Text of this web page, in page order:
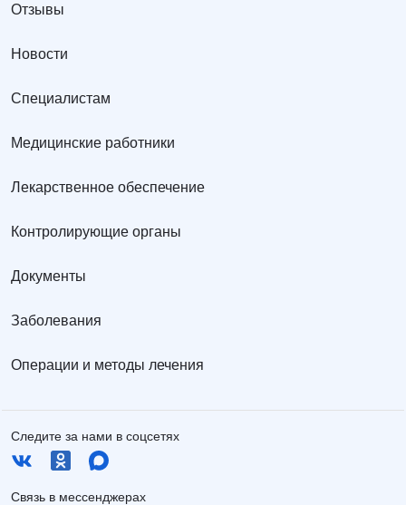
Отзывы
Новости
Специалистам
Медицинские работники
Лекарственное обеспечение
Контролирующие органы
Документы
Заболевания
Операции и методы лечения
Следите за нами в соцсетях
Связь в мессенджерах